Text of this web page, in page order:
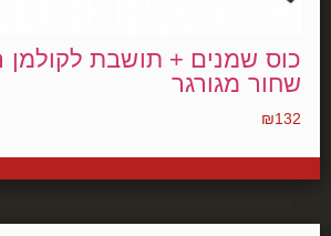
כוס שמנים + תושבת לקולמן
שחור מגורגר
₪132